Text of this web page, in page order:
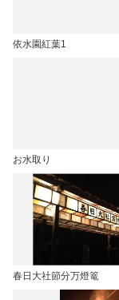
依水園紅葉1
お水取り
春日大社節分万燈篭